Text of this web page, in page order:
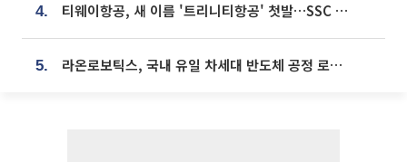
4. 티웨이항공, 새 이름 '트리니티항공' 첫발…SSC 전략 본격화
5. 라온로보틱스, 국내 유일 차세대 반도체 공정 로봇 개발 ‘고객사 테스트 진행’